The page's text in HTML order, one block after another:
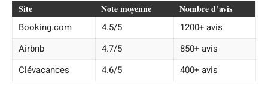
Site Note moyenne Nombre d’avis
Booking.com 4.5/5
1200+ avis
Airbnb
4.7/5
850+ avis
Clévacances
4.6/5 400+ avis